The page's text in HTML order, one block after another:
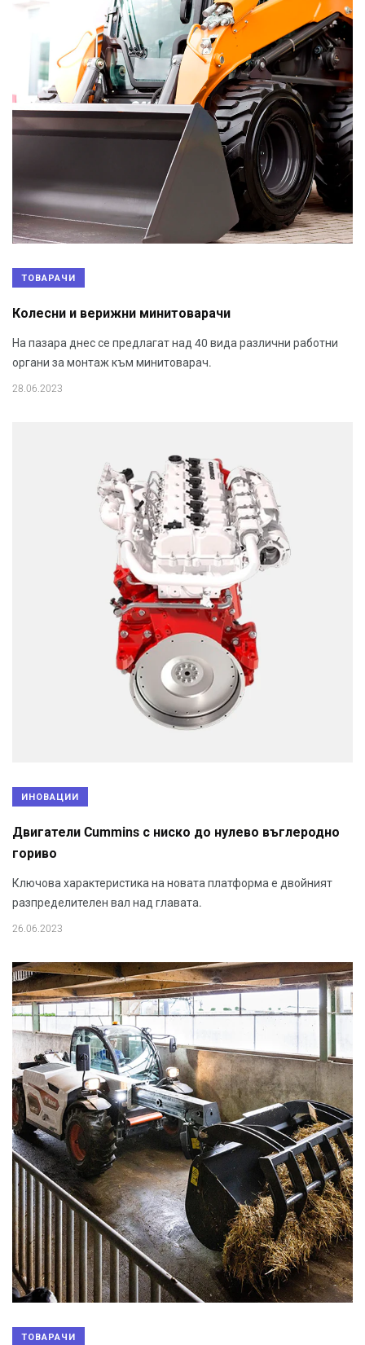
ТОВАРАЧИ
Колесни и верижни минитоварачи
На пазара днес се предлагат над 40 вида различни работни
органи за монтаж към минитоварач.
28.06.2023
ИНОВАЦИИ
Двигатели Cummins с ниско до нулево въглеродно
гориво
Ключова характеристика на новата платформа е двойният
разпределителен вал над главата.
26.06.2023
ТОВАРАЧИ